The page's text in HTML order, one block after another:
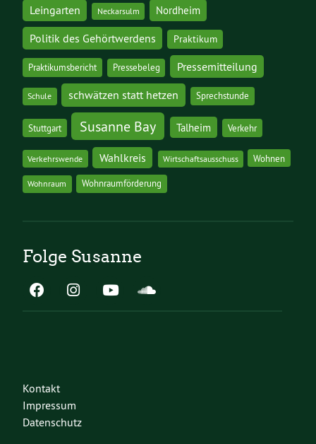
Leingarten Neckarsulm Nordheim
Politik des Gehörtwerdens Praktikum
Praktikumsbericht Pressebeleg Pressemitteilung
Schule schwätzen statt hetzen Sprechstunde
Stuttgart Susanne Bay Talheim Verkehr
Verkehrswende Wahlkreis Wirtschaftsausschuss Wohnen
Wohnraum Wohnraumförderung
Folge Susanne
Kontakt
Impressum
Datenschutz